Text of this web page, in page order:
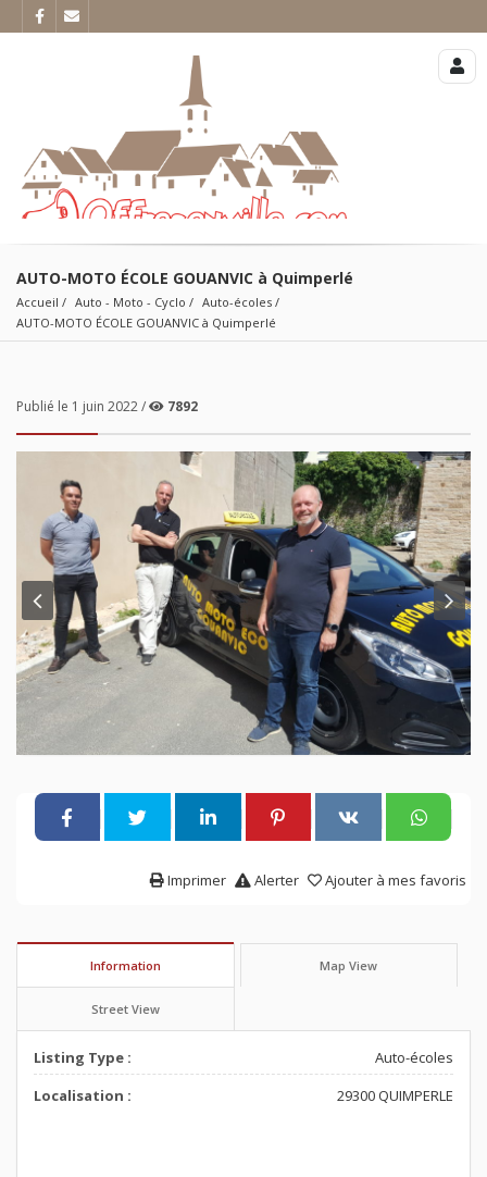
AUTO-MOTO ÉCOLE GOUANVIC à Quimperlé
Accueil Auto - Moto - Cyclo
Auto-écoles
AUTO-MOTO ÉCOLE GOUANVIC à Quimperlé
Publié le 1 juin 2022 / 7892
Ajouter à mes favoris
Alerter
Imprimer
Information Map View
Street View
Listing Type :
Auto-écoles
Localisation :
29300 QUIMPERLE